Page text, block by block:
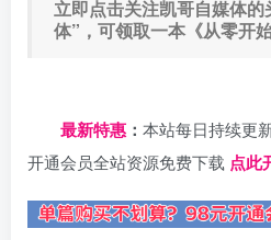
立即点击关注凯哥自媒体
体”，可领取一本《从零开
最新特惠 ： 本站每日持续更
开通会员全站资源免费下载 点此